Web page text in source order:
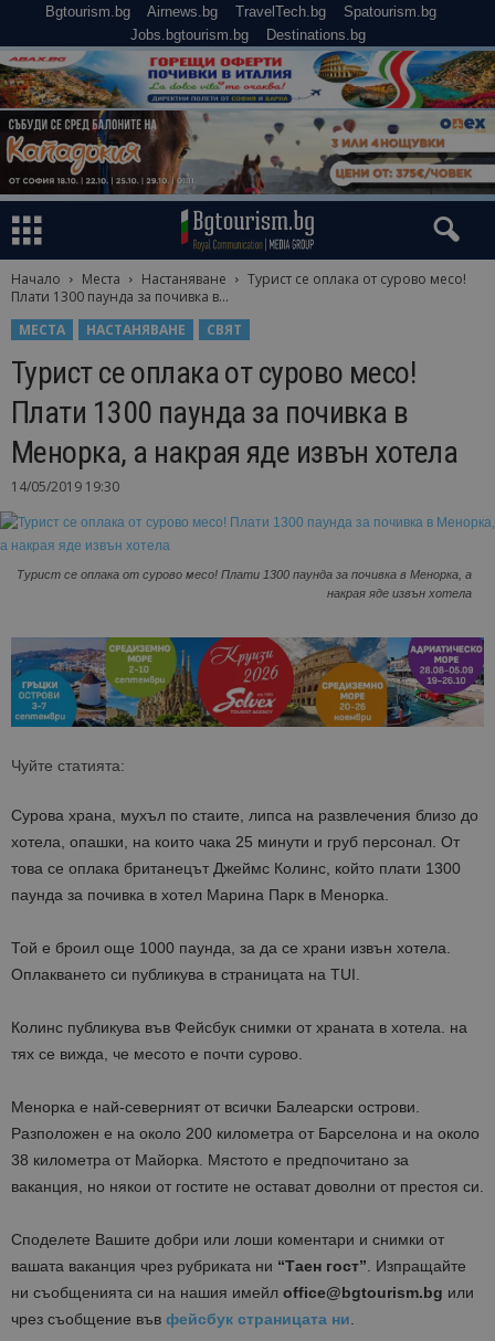
Bgtourism.bg Airnews.bg TravelTech.bg
Spatourism.bg
Jobs.bgtourism.bg
Destinations.bg
Начало Места Настаняване
Турист се оплака от сурово месо!
Плати 1300 паунда за почивка в...
МЕСТА
НАСТАНЯВАНЕ СВЯТ
Турист се оплака от сурово месо!
Плати 1300 паунда за почивка в
Менорка, а накрая яде извън хотела
14/05/2019 19:30
Турист се оплака от сурово месо! Плати 1300 паунда за почивка в Менорка, а
накрая яде извън хотела
Чуйте статията:
Сурова храна, мухъл по стаите, липса на развлечения близо до
хотела, опашки, на които чака 25 минути и груб персонал. От
това се оплака британецът Джеймс Колинс, който плати 1300
паунда за почивка в хотел Марина Парк в Менорка.
Той е броил още 1000 паунда, за да се храни извън хотела.
Оплакването си публикува в страницата на TUI.
Колинс публикува във Фейсбук снимки от храната в хотела. на
тях се вижда, че месото е почти сурово.
Менорка е най-северният от всички Балеарски острови.
Разположен е на около 200 километра от Барселона и на около
38 километра от Майорка. Мястото е предпочитано за
ваканция, но някои от гостите не остават доволни от престоя си.
Споделете Вашите добри или лоши коментари и снимки от
вашата ваканция чрез рубриката ни “Таен гост”. Изпращайте
ни съобщенията си на нашия имейл office@bgtourism.bg или
чрез съобщение във фейсбук страницата ни.